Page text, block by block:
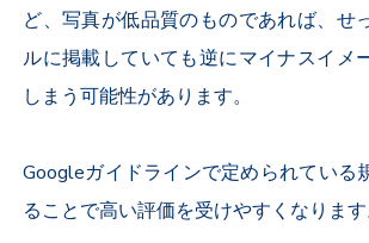
ど、写真が低品質のものであれば、せ
ルに掲載していても逆にマイナスイメ
しまう可能性があります。
Googleガイドラインで定められている
ることで高い評価を受けやすくなります